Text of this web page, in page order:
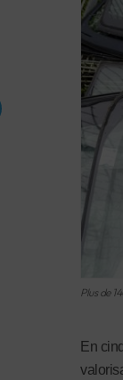
Plus de
En